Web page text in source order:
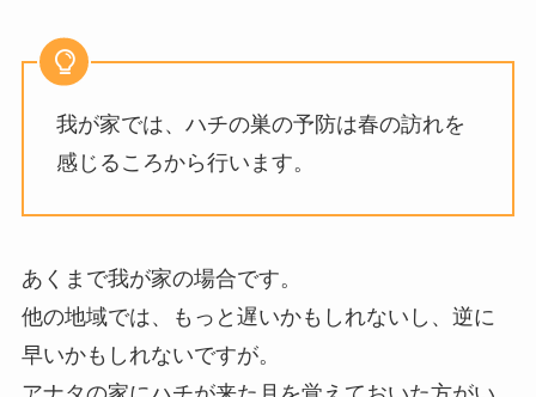
我が家では、ハチの巣の予防は春の訪れを
感じるころから行います。
あくまで我が家の場合です。
他の地域では、もっと遅いかもしれないし、逆に
早いかもしれないですが。